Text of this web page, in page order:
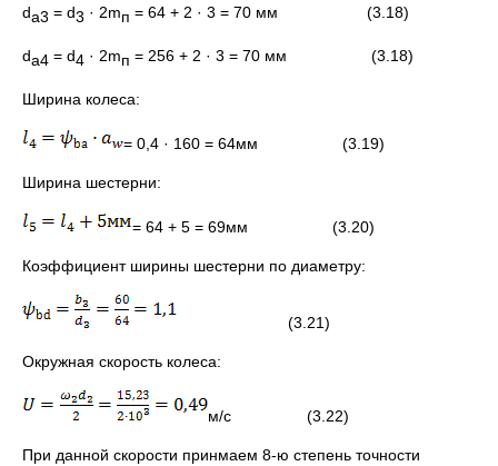
da3 = d3 · 2mп = 64 + 2 · 3 = 70 мм (3.18)
da4 = d4 · 2mп = 256 + 2 · 3 = 70 мм (3.18)
Ширина колеса:
= 0,4 · 160 = 64мм (3.19)
Ширина шестерни:
= 64 + 5 = 69мм (3.20)
Коэффициент ширины шестерни по диаметру:
(3.21)
Окружная скорость колеса:
м/с (3.22)
При данной скорости принмаем 8-ю степень точности